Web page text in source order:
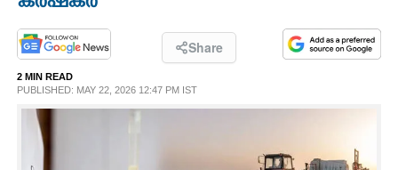
SPIRITUAL
Share
2 MIN READ
PUBLISHED: MAY 22, 2026 12:47 PM IST